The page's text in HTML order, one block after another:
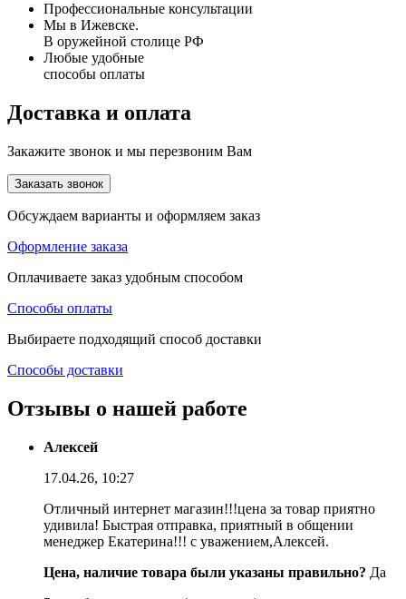
Профессиональные консультации
Мы в Ижевске.
В оружейной столице РФ
Любые удобные
способы оплаты
Доставка и оплата
Закажите звонок и мы перезвоним Вам
Заказать звонок
Обсуждаем варианты и оформляем заказ
Оформление заказа
Оплачиваете заказ удобным способом
Способы оплаты
Выбираете подходящий способ доставки
Способы доставки
Отзывы о нашей работе
Алексей
17.04.26, 10:27
Отличный интернет магазин!!!цена за товар приятно
удивила! Быстрая отправка, приятный в общении
менеджер Екатерина!!! с уважением,Алексей.
Цена, наличие товара были указаны правильно? Да